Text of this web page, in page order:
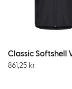
861,25 kr